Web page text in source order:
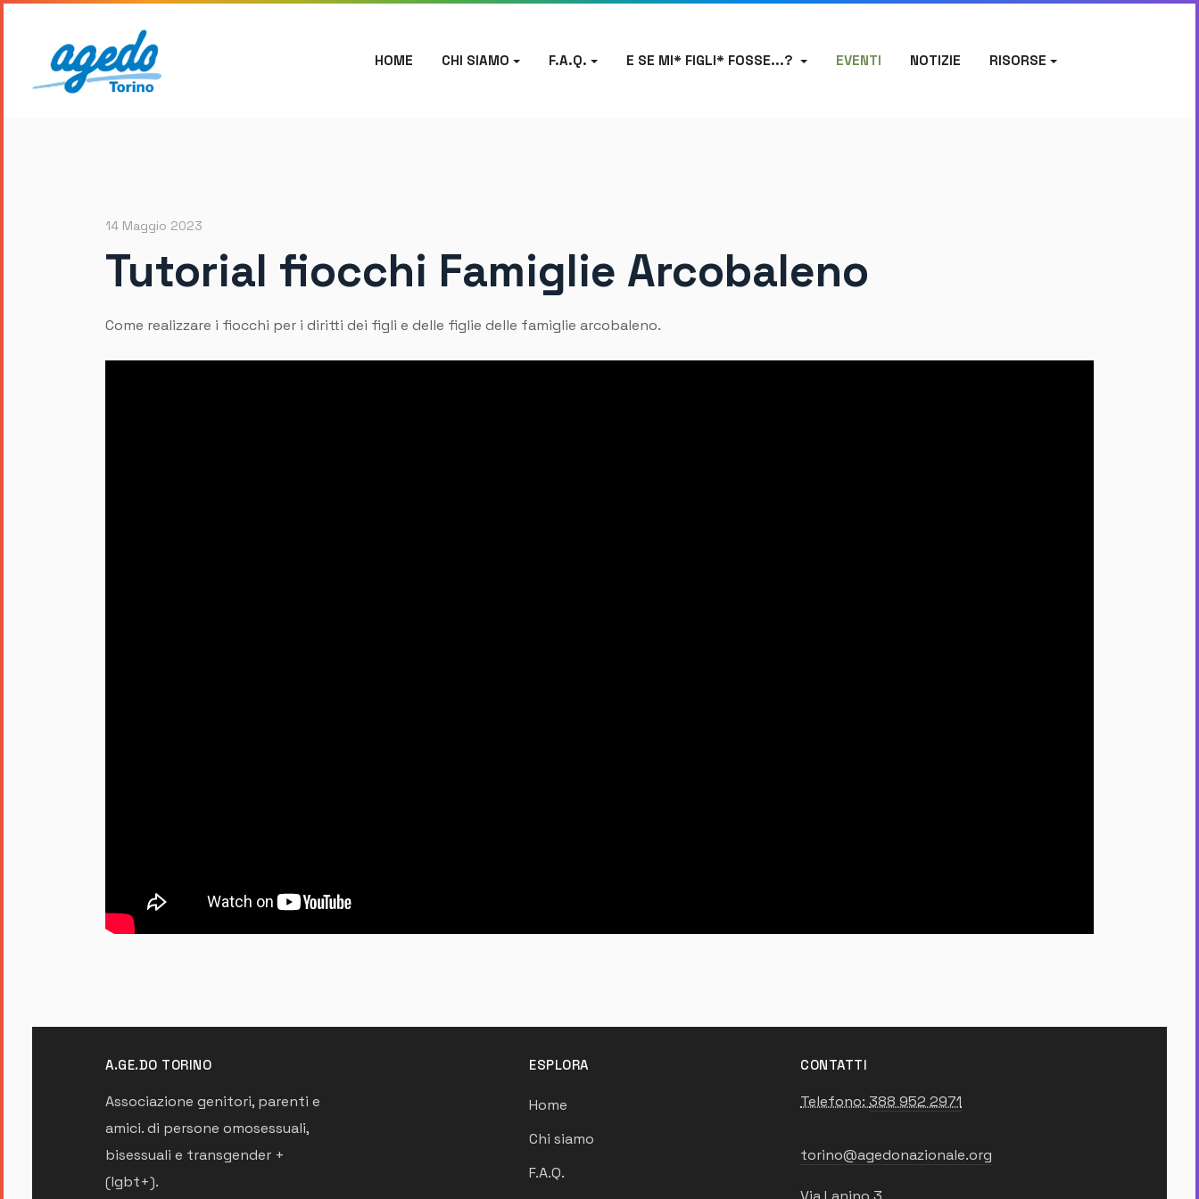
HOME CHI SIAMO F.A.Q. E SE MI* FIGLI* FOSSE...? EVENTI NOTIZIE RISORSE
14 Maggio 2023
Tutorial fiocchi Famiglie Arcobaleno
Come realizzare i fiocchi per i diritti dei figli e delle figlie delle famiglie arcobaleno.
A.GE.DO TORINO
Associazione genitori, parenti e
amici. di persone omosessuali,
bisessuali e transgender +
(lgbt+).
ESPLORA
Home
Chi siamo
F.A.Q.
CONTATTI
Telefono: 388 952 2971
torino@agedonazionale.org